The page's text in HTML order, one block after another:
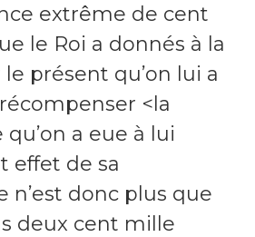
extrême de cent
le Roi a donnés à la
présent qu’on lui a
<la
a eue à lui
effet de sa
n’est donc plus que
deux cent mille